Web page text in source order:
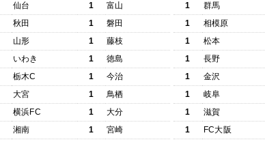
仙台 1
富山
秋田 1
磐田
山形 1
藤枝
いわき 1
徳島
栃木C 1
今治
大宮 1
鳥栖
横浜FC 1
大分
湘南 1 宮崎
1
群馬
1
相模原
1
松本
1
長野
1
金沢
1
岐阜
1
滋賀
1
FC大阪